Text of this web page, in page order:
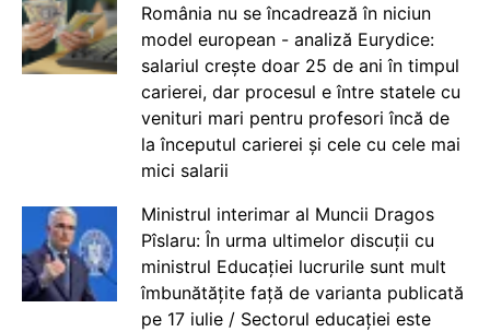
România nu se încadrează în niciun
model european - analiză Eurydice:
salariul crește doar 25 de ani în timpul
carierei, dar procesul e între statele cu
venituri mari pentru profesori încă de
la începutul carierei și cele cu cele mai
mici salarii
Ministrul interimar al Muncii Dragos
Pîslaru: În urma ultimelor discuții cu
ministrul Educației lucrurile sunt mult
îmbunătățite față de varianta publicată
pe 17 iulie / Sectorul educației este